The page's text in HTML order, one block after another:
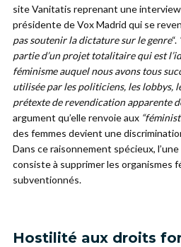
site Vanitatis reprenant une
présidente de Vox Madrid qui se
pas soutenir la dictature sur le genre“.
partie d’un projet totalitaire qui est
féminisme auquel nous avons tous
utilisée par les politiciens, les lobbys,
prétexte de revendication apparente
argument qu’elle renvoie aux
des femmes devient une
Dans ce raisonnement spécieux,
consiste à supprimer les organismes
subventionnés.
Hostilité aux droits